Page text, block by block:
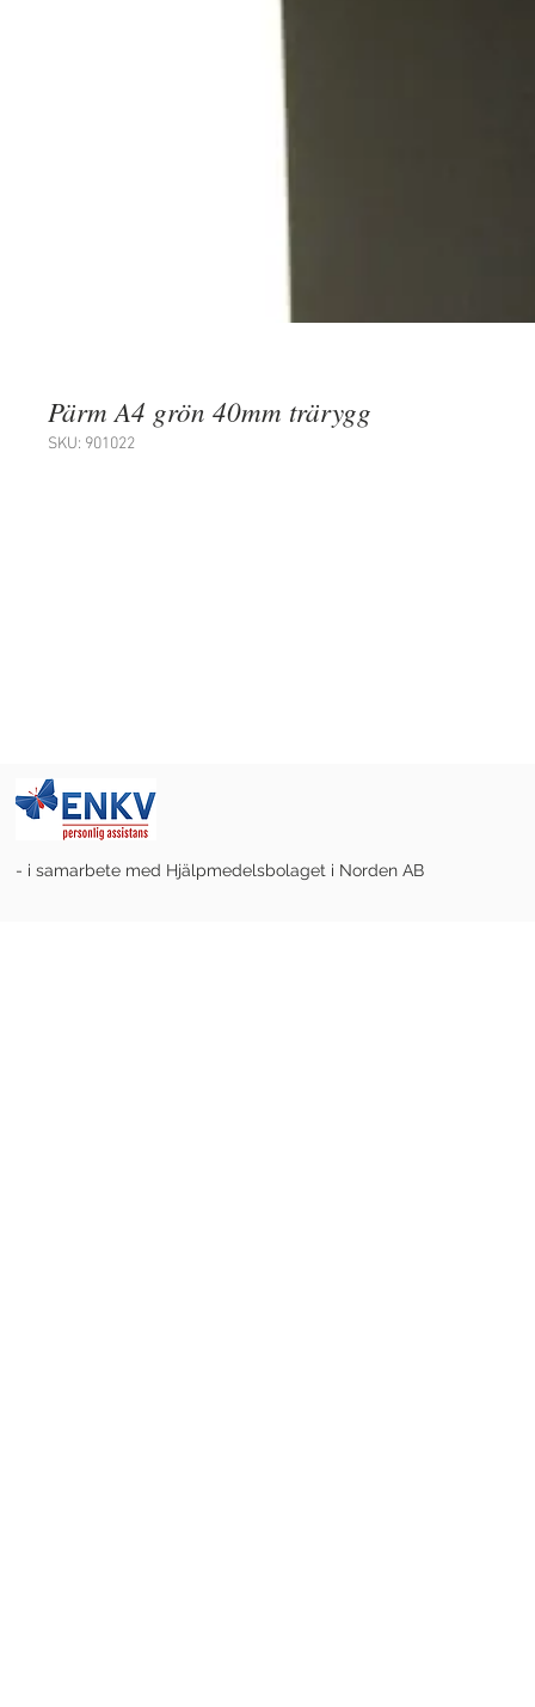
Pärm A4 grön 40mm trärygg
SKU: 901022
- i samarbete med Hjälpmedelsbolaget i Norden AB